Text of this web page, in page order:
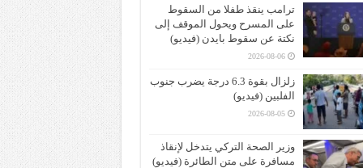
ترامب ينقذ طفلا من السقوط
على المسرح ويحول الموقف إلى
نكتة عن سقوط بايدن (فيديو)
2026-08-06
زلزال بقوة 6.3 درجة يضرب جنوب
الفلبين (فيديو)
2026-08-05
وزير الصحة التركي يتدخل لإنقاذ
مسافرة على متن الطائرة (فيديو)